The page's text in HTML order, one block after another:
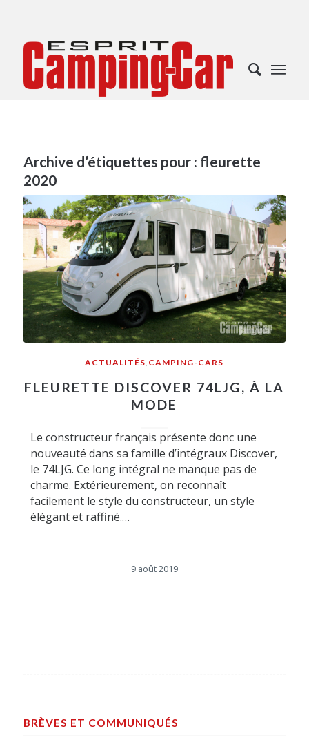
Archive d’étiquettes pour : fleurette
2020
ACTUALITÉS CAMPING-CARS
FLEURETTE DISCOVER 74LJG, À LA
MODE
Le constructeur français présente donc une
nouveauté dans sa famille d’intégraux Discover,
le 74LJG. Ce long intégral ne manque pas de
charme. Extérieurement, on reconnaît
facilement le style du constructeur, un style
élégant et raffiné.…
9 août 2019
BRÈVES ET COMMUNIQUÉS